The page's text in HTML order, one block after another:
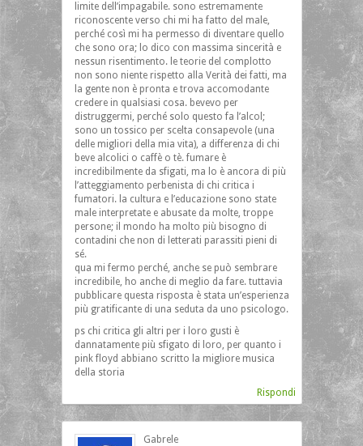
limite dell’impagabile. sono estremamente
riconoscente verso chi mi ha fatto del male,
perché così mi ha permesso di diventare quello
che sono ora; lo dico con massima sincerità e
nessun risentimento. le teorie del complotto
non sono niente rispetto alla Verità dei fatti, ma
la gente non è pronta e trova accomodante
credere in qualsiasi cosa. bevevo per
distruggermi, perché solo questo fa l’alcol;
sono un tossico per scelta consapevole (una
delle migliori della mia vita), a differenza di chi
beve alcolici o caffè o tè. fumare è
incredibilmente da sfigati, ma lo è ancora di più
l’atteggiamento perbenista di chi critica i
fumatori. la cultura e l’educazione sono state
male interpretate e abusate da molte, troppe
persone; il mondo ha molto più bisogno di
contadini che non di letterati parassiti pieni di
sé.
qua mi fermo perché, anche se può sembrare
incredibile, ho anche di meglio da fare. tuttavia
pubblicare questa risposta è stata un’esperienza
più gratificante di una seduta da uno psicologo.
ps chi critica gli altri per i loro gusti è
dannatamente più sfigato di loro, per quanto i
pink floyd abbiano scritto la migliore musica
della storia
Rispondi
Gabrele